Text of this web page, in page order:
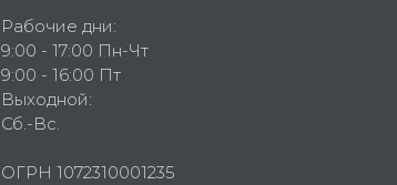
Рабочие дни:
9:00 - 17:00 Пн-Чт
9:00 - 16:00 Пт
Выходной:
Сб.-Вс.
ОГРН 1072310001235